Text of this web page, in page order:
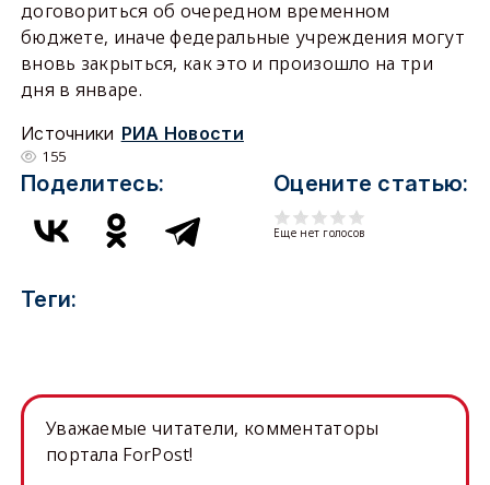
договориться об очередном временном
бюджете, иначе федеральные учреждения могут
вновь закрыться, как это и произошло на три
дня в январе.
Источники РИА Новости
155
Поделитесь: Оцените статью:
Еще нет голосов
Теги:
Уважаемые читатели, комментаторы
портала ForPost!